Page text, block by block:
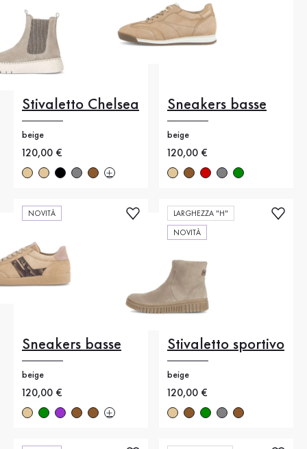
Stivaletto Chelsea
beige
Nuovo prezzo
120,00 €
Sneakers basse
beige
Nuovo prezzo
120,00 €
NOVITÀ
Sneakers basse
beige
Nuovo prezzo
120,00 €
LARGHEZZA "H"
NOVITÀ
Stivaletto sportivo
beige
Nuovo prezzo
120,00 €